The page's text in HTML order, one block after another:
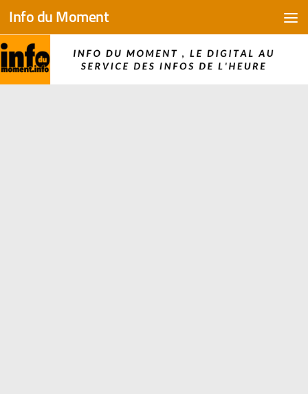
Skip to content
Info du Moment